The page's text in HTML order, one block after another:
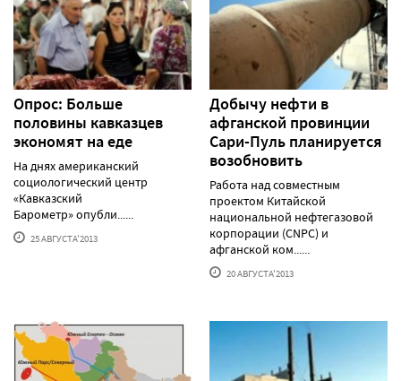
Опрос: Больше
половины кавказцев
экономят на еде
На днях американский
социологический центр
«Кавказский
Барометр» опубли......
25 АВГУСТА'2013
Добычу нефти в
афганской провинции
Сари-Пуль планируется
возобновить
Работа над совместным
проектом Китайской
национальной нефтегазовой
корпорации (CNPC) и
афганской ком......
20 АВГУСТА'2013